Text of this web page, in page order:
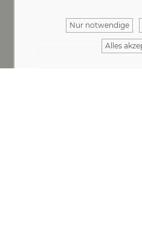
Ihre
Nur notwendige
Alles